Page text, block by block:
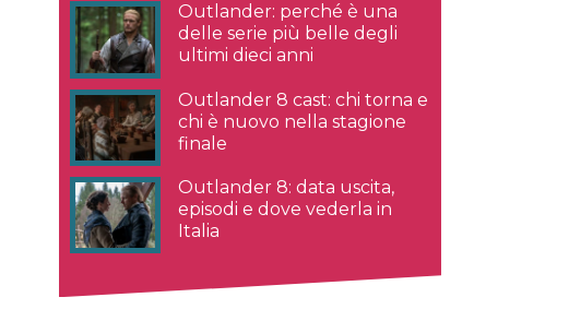
Outlander: perché è una
delle serie più belle degli
ultimi dieci anni
Outlander 8 cast: chi torna e
chi è nuovo nella stagione
finale
Outlander 8: data uscita,
episodi e dove vederla in
Italia